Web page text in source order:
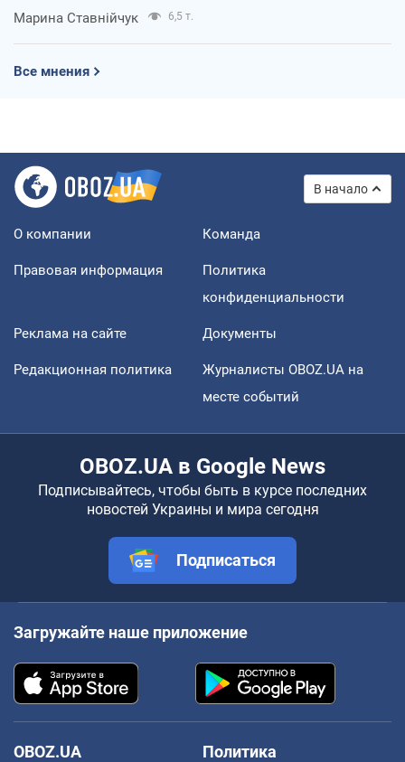
Марина Ставнійчук 6,5 т.
Все мнения
В начало
О компании Команда
Правовая информация
Политика
конфиденциальности
Реклама на сайте Документы
Редакционная политика
Журналисты OBOZ.UA на
месте событий
OBOZ.UA в Google News
Подписывайтесь, чтобы быть в курсе последних
новостей Украины и мира сегодня
Подписаться
Загружайте наше приложение
OBOZ.UA
Политика